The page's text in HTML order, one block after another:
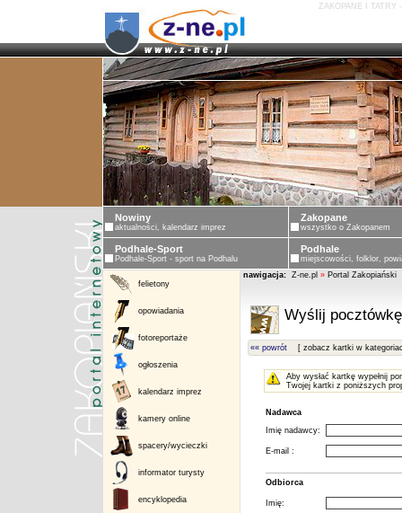
ZAKOPANE I TATRY
Nowiny
aktualności, kalendarz imprez
Zakopane
wszystko o Zakopanem
Podhale-Sport
Podhale-Sport - sport na Podhalu
Podhale
miejscowości, folklor,
felietony
opowiadania
fotoreportaże
ogłoszenia
kalendarz imprez
kamery online
spacery/wycieczki
informator turysty
encyklopedia
nawigacja: Z-ne.pl » Portal Zakopiański
Wyślij
«« powrót [ zobacz kartki w
Aby wysłać kartkę wypełnij
Twojej kartki z poniższych
Nadawca
Imię nadawcy:
E-mail :
Odbiorca
Imię: